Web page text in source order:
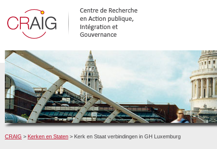
CRAIG > Kerken en Staten > Kerk en Staat verbindingen in GH Luxemburg